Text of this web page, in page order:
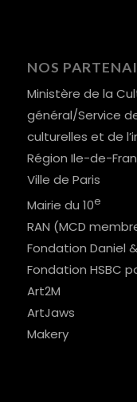
NOS
Ministère de la
général/Service
culturelles et de
Région Ile-de-
Ville de Paris
Mairie du 10e
RAN (MCD
Fondation Daniel
Fondation HSBC
Art2M
ArtJaws
Makery